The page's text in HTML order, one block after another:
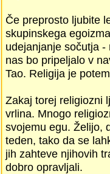
Če preprosto ljubite
skupinskega
udejanjanje sočutja
nas bo pripeljalo v
Tao. Religija je
Zakaj torej religiozni
vrlina. Mnogo
svojemu egu. Želijo,
teden, tako da se
jih zahteve njihovih
dobro opravljali.